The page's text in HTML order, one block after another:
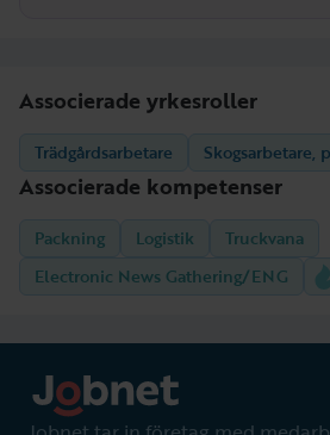
Associerade yrkesroller
Trädgårdsarbetare Skogsarbetare,
Associerade kompetenser
Packning Logistik
Truckvana
Electronic News Gathering/ENG